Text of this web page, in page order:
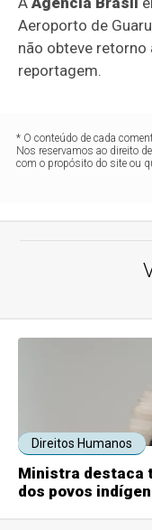
Aeroporto de
não obteve
reportagem.
* O conteúdo de cada
Nos reservamos ao direito
com o propósito do site ou
Direitos Humanos
Ministra destaca
dos povos